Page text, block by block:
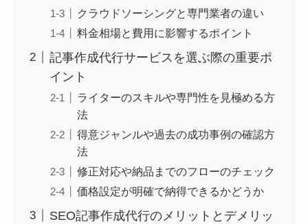
クラウドソーシングと専門業者の違い
料金相場と費用に影響するポイント
記事作成代行サービスを選ぶ際の重要ポ
イント
ライターのスキルや専門性を見極める方
法
得意ジャンルや過去の成功事例の確認方
法
修正対応や納品までのフローのチェック
価格設定が明確で納得できるかどうか
SEO記事作成代行のメリットとデメリッ